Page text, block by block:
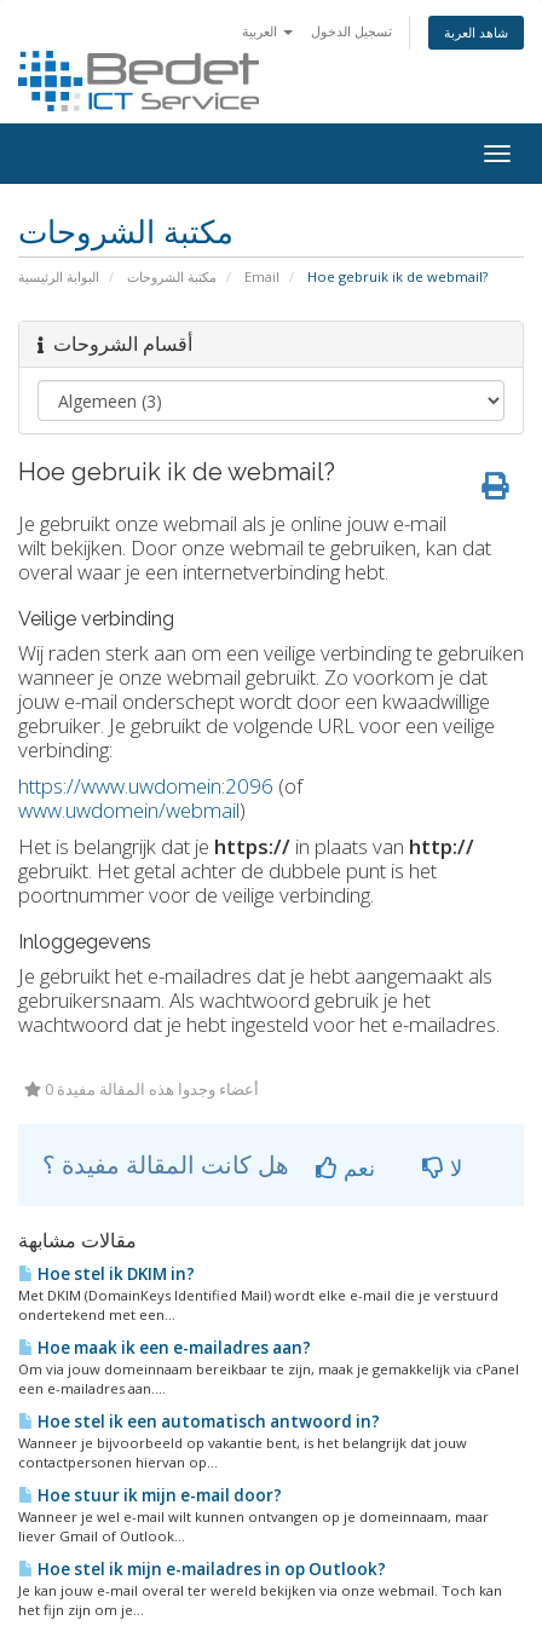
تسجيل الدخول شاهد العربة
مكتبة الشروحات
البوابة الرئيسية مكتبة الشروحات Email Hoe gebruik ik de webmail?
أقسام الشروحات
Hoe gebruik ik de webmail?
Je gebruikt onze webmail als je online jouw e-mail
wilt bekijken. Door onze webmail te gebruiken, kan dat
overal waar je een internetverbinding hebt.
Veilige verbinding
Wij raden sterk aan om een veilige verbinding te gebruiken
wanneer je onze webmail gebruikt. Zo voorkom je dat
jouw e-mail onderschept wordt door een kwaadwillige
gebruiker. Je gebruikt de volgende URL voor een veilige
verbinding:
https://www.uwdomein:2096 (of
www.uwdomein/webmail)
Het is belangrijk dat je https:// in plaats van http://
gebruikt. Het getal achter de dubbele punt is het
poortnummer voor de veilige verbinding.
Inloggegevens
Je gebruikt het e-mailadres dat je hebt aangemaakt als
gebruikersnaam. Als wachtwoord gebruik je het
wachtwoord dat je hebt ingesteld voor het e-mailadres.
0 أعضاء وجدوا هذه المقالة مفيدة
نعم لا
مقالات مشابهة
Hoe stel ik DKIM in?
Met DKIM (DomainKeys Identified Mail) wordt elke e-mail die je verstuurd
ondertekend met een...
Hoe maak ik een e-mailadres aan?
Om via jouw domeinnaam bereikbaar te zijn, maak je gemakkelijk via cPanel
een e-mailadres aan....
Hoe stel ik een automatisch antwoord in?
Wanneer je bijvoorbeeld op vakantie bent, is het belangrijk dat jouw
contactpersonen hiervan op...
Hoe stuur ik mijn e-mail door?
Wanneer je wel e-mail wilt kunnen ontvangen op je domeinnaam, maar
liever Gmail of Outlook...
Hoe stel ik mijn e-mailadres in op Outlook?
Je kan jouw e-mail overal ter wereld bekijken via onze webmail. Toch kan
het fijn zijn om je...